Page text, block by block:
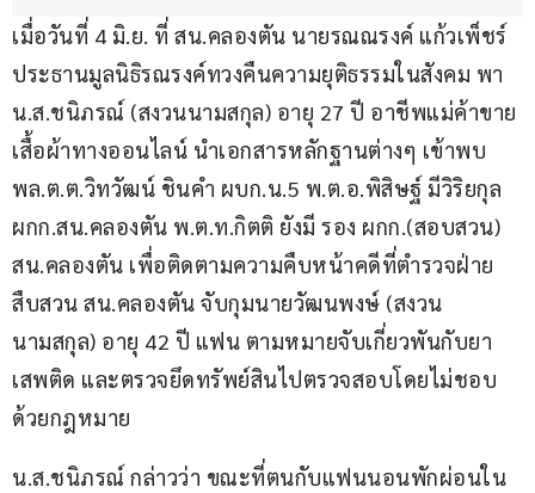
เมื่อวันที่ 4 มิ.ย. ที่ สน.คลองตัน นายรณณรงค์ แก้วเพ็ชร์
ประธานมูลนิธิรณรงค์ทวงคืนความยุติธรรมในสังคม พา
น.ส.ชนิภรณ์ (สงวนนามสกุล) อายุ 27 ปี อาชีพแม่ค้าขาย
เสื้อผ้าทางออนไลน์ นำเอกสารหลักฐานต่างๆ เข้าพบ
พล.ต.ต.วิทวัฒน์ ชินคำ ผบก.น.5 พ.ต.อ.พิสิษฐ์ มีวิริยกุล
ผกก.สน.คลองตัน พ.ต.ท.กิตติ ยังมี รอง ผกก.(สอบสวน)
สน.คลองตัน เพื่อติดตามความคืบหน้าคดีที่ตำรวจฝ่าย
สืบสวน สน.คลองตัน จับกุมนายวัฒนพงษ์ (สงวน
นามสกุล) อายุ 42 ปี แฟน ตามหมายจับเกี่ยวพันกับยา
เสพติด และตรวจยึดทรัพย์สินไปตรวจสอบโดยไม่ชอบ
ด้วยกฎหมาย
น.ส.ชนิภรณ์ กล่าวว่า ขณะที่ตนกับแฟนนอนพักผ่อนใน